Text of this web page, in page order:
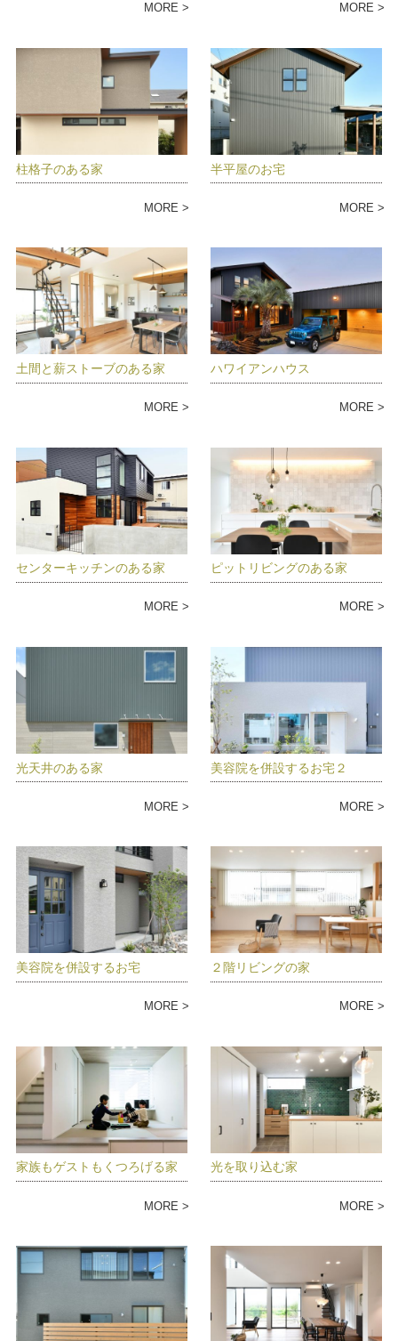
MORE MORE
柱格子のある家
MORE
半平屋のお宅
MORE
土間と薪ストーブのある家
MORE
ハワイアンハウス
MORE
センターキッチンのある家
MORE
ピットリビングのある家
MORE
光天井のある家
MORE
美容院を併設するお宅２
MORE
美容院を併設するお宅
MORE
２階リビングの家
MORE
家族もゲストもくつろげる家
MORE
光を取り込む家
MORE